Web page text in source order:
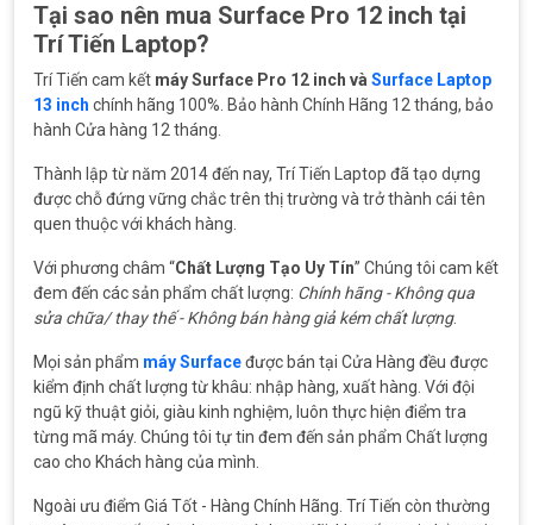
Tại sao nên mua Surface Pro 12 inch tại
Trí Tiến Laptop?
Trí Tiến cam kết máy Surface Pro 12 inch và Surface Laptop
13 inch chính hãng 100%. Bảo hành Chính Hãng 12 tháng, bảo
hành Cửa hàng 12 tháng.
Thành lập từ năm 2014 đến nay, Trí Tiến Laptop đã tạo dựng
được chỗ đứng vững chắc trên thị trường và trở thành cái tên
quen thuộc với khách hàng.
Với phương châm “Chất Lượng Tạo Uy Tín” Chúng tôi cam kết
đem đến các sản phẩm chất lượng: Chính hãng - Không qua
sửa chữa/ thay thế - Không bán hàng giả kém chất lượng.
Mọi sản phẩm máy Surfaceđược bán tại Cửa Hàng đều được
kiểm định chất lượng từ khâu: nhập hàng, xuất hàng. Với đội
ngũ kỹ thuật giỏi, giàu kinh nghiệm, luôn thực hiện điểm tra
từng mã máy. Chúng tôi tự tin đem đến sản phẩm Chất lượng
cao cho Khách hàng của mình.
Ngoài ưu điểm Giá Tốt - Hàng Chính Hãng. Trí Tiến còn thường